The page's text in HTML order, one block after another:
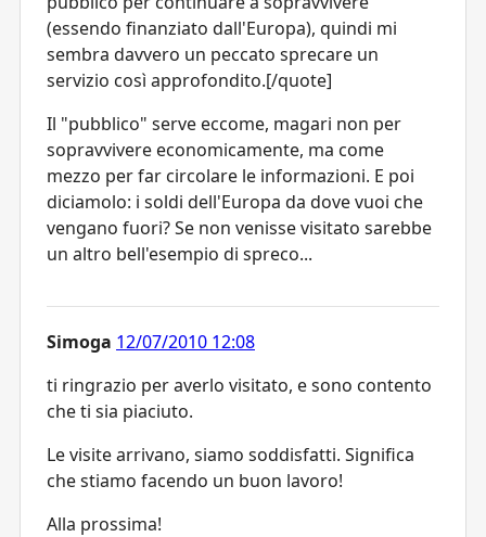
(essendo finanziato dall'Europa), quindi mi
sembra davvero un peccato sprecare un
servizio così approfondito.[/quote]
Il "pubblico" serve eccome, magari non per
sopravvivere economicamente, ma come
mezzo per far circolare le informazioni. E poi
diciamolo: i soldi dell'Europa da dove vuoi che
vengano fuori? Se non venisse visitato sarebbe
un altro bell'esempio di spreco...
Simoga 12/07/2010 12:08
ti ringrazio per averlo visitato, e sono contento
che ti sia piaciuto.
Le visite arrivano, siamo soddisfatti. Significa
che stiamo facendo un buon lavoro!
Alla prossima!